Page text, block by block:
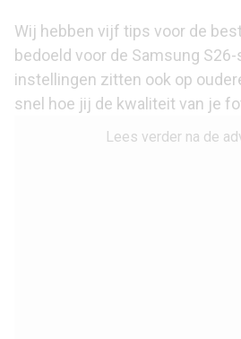
Wij hebben vijf tips voor de
bedoeld voor de Samsung
instellingen zitten ook op
snel hoe jij de kwaliteit van je
Lees verder na de